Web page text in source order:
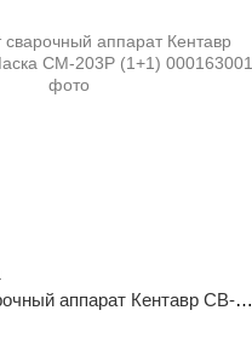
Комплект сварочный аппарат Кентавр СВ-255НМ + Маска СМ-203Р (1+1)